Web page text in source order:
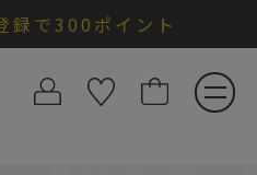
録で300ポイント